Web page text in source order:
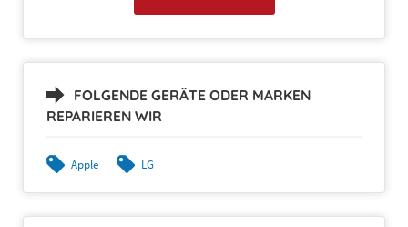
FOLGENDE GERÄTE ODER MARKEN
REPARIEREN WIR
Apple LG